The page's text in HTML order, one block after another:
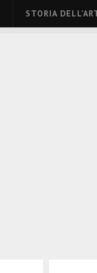
STORIA